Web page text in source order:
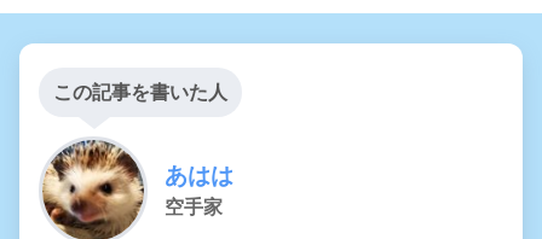
この記事を書いた人
あはは
空手家